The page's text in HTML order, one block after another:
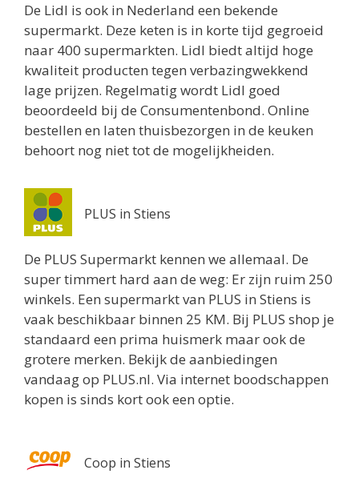
De Lidl is ook in Nederland een bekende
supermarkt. Deze keten is in korte tijd gegroeid
naar 400 supermarkten. Lidl biedt altijd hoge
kwaliteit producten tegen verbazingwekkend
lage prijzen. Regelmatig wordt Lidl goed
beoordeeld bij de Consumentenbond. Online
bestellen en laten thuisbezorgen in de keuken
behoort nog niet tot de mogelijkheiden.
PLUS in Stiens
De PLUS Supermarkt kennen we allemaal. De
super timmert hard aan de weg: Er zijn ruim 250
winkels. Een supermarkt van PLUS in Stiens is
vaak beschikbaar binnen 25 KM. Bij PLUS shop je
standaard een prima huismerk maar ook de
grotere merken. Bekijk de aanbiedingen
vandaag op PLUS.nl. Via internet boodschappen
kopen is sinds kort ook een optie.
Coop in Stiens